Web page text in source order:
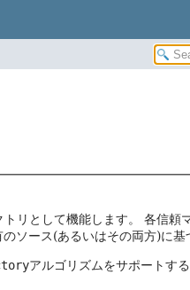
リとして機能します。
各信頼
ソース(あるいはその両方)に基
アルゴリズムをサポートす